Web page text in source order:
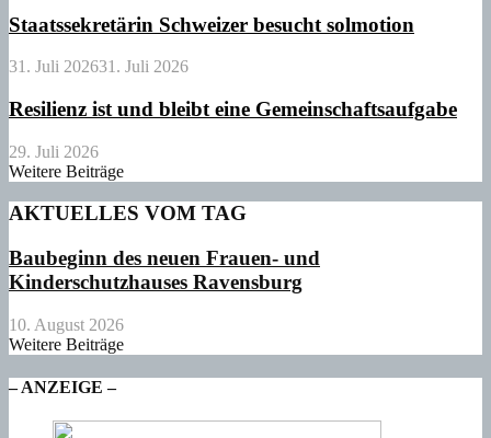
Staatssekretärin Schweizer besucht solmotion
31. Juli 202631. Juli 2026
Resilienz ist und bleibt eine Gemeinschaftsaufgabe
29. Juli 2026
Weitere Beiträge
AKTUELLES VOM TAG
Baubeginn des neuen Frauen- und
Kinderschutzhauses Ravensburg
10. August 2026
Weitere Beiträge
– ANZEIGE –